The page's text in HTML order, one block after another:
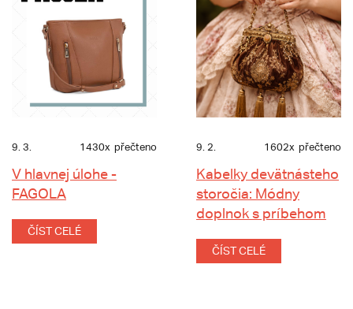
9. 3. 1430x přečteno
V hlavnej úlohe -
FAGOLA
ČÍST CELÉ
9. 2. 1602x přečteno
Kabelky devätnásteho
storočia: Módny
doplnok s príbehom
ČÍST CELÉ